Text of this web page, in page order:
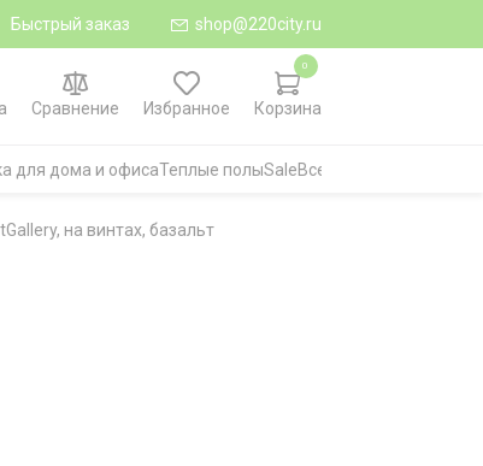
Быстрый заказ shop@220city.ru
Сравнение Избранное Корзина
0
для дома и офисаТеплые полыSaleВсе категории
на винтах, базальт